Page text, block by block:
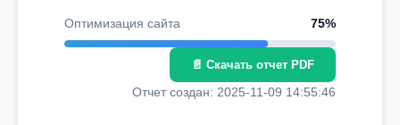
Оптимизация сайта 75%
📄 Скачать отчет PDF
Отчет создан: 2025-11-09 14:55:46